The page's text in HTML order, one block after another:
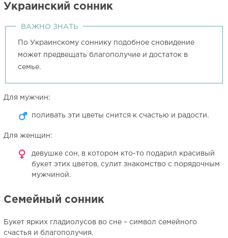
Украинский сонник
ВАЖНО ЗНАТЬ
По Украинскому соннику подобное сновидение
может предвещать благополучие и достаток в
семье.
Для мужчин:
поливать эти цветы снится к счастью и радости.
Для женщин:
девушке сон, в котором кто-то подарил красивый
букет этих цветов, сулит знакомство с порядочным
мужчиной.
Семейный сонник
Букет ярких гладиолусов во сне – символ семейного
счастья и благополучия.